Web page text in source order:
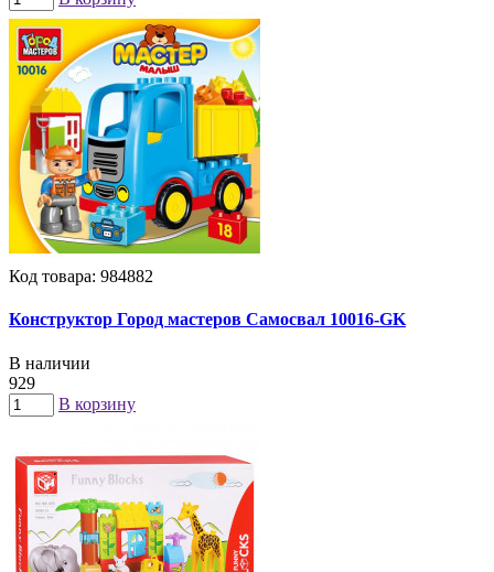
Код товара: 984882
Конструктор Город мастеров Самосвал 10016-GK
В наличии
929
В корзину